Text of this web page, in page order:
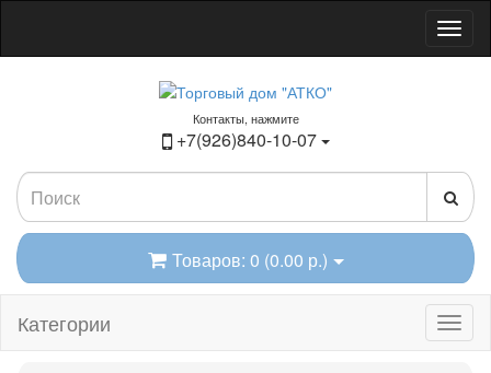
Контакты, нажмите
+7(926)840-10-07
Товаров: 0 (0.00 р.)
Категории